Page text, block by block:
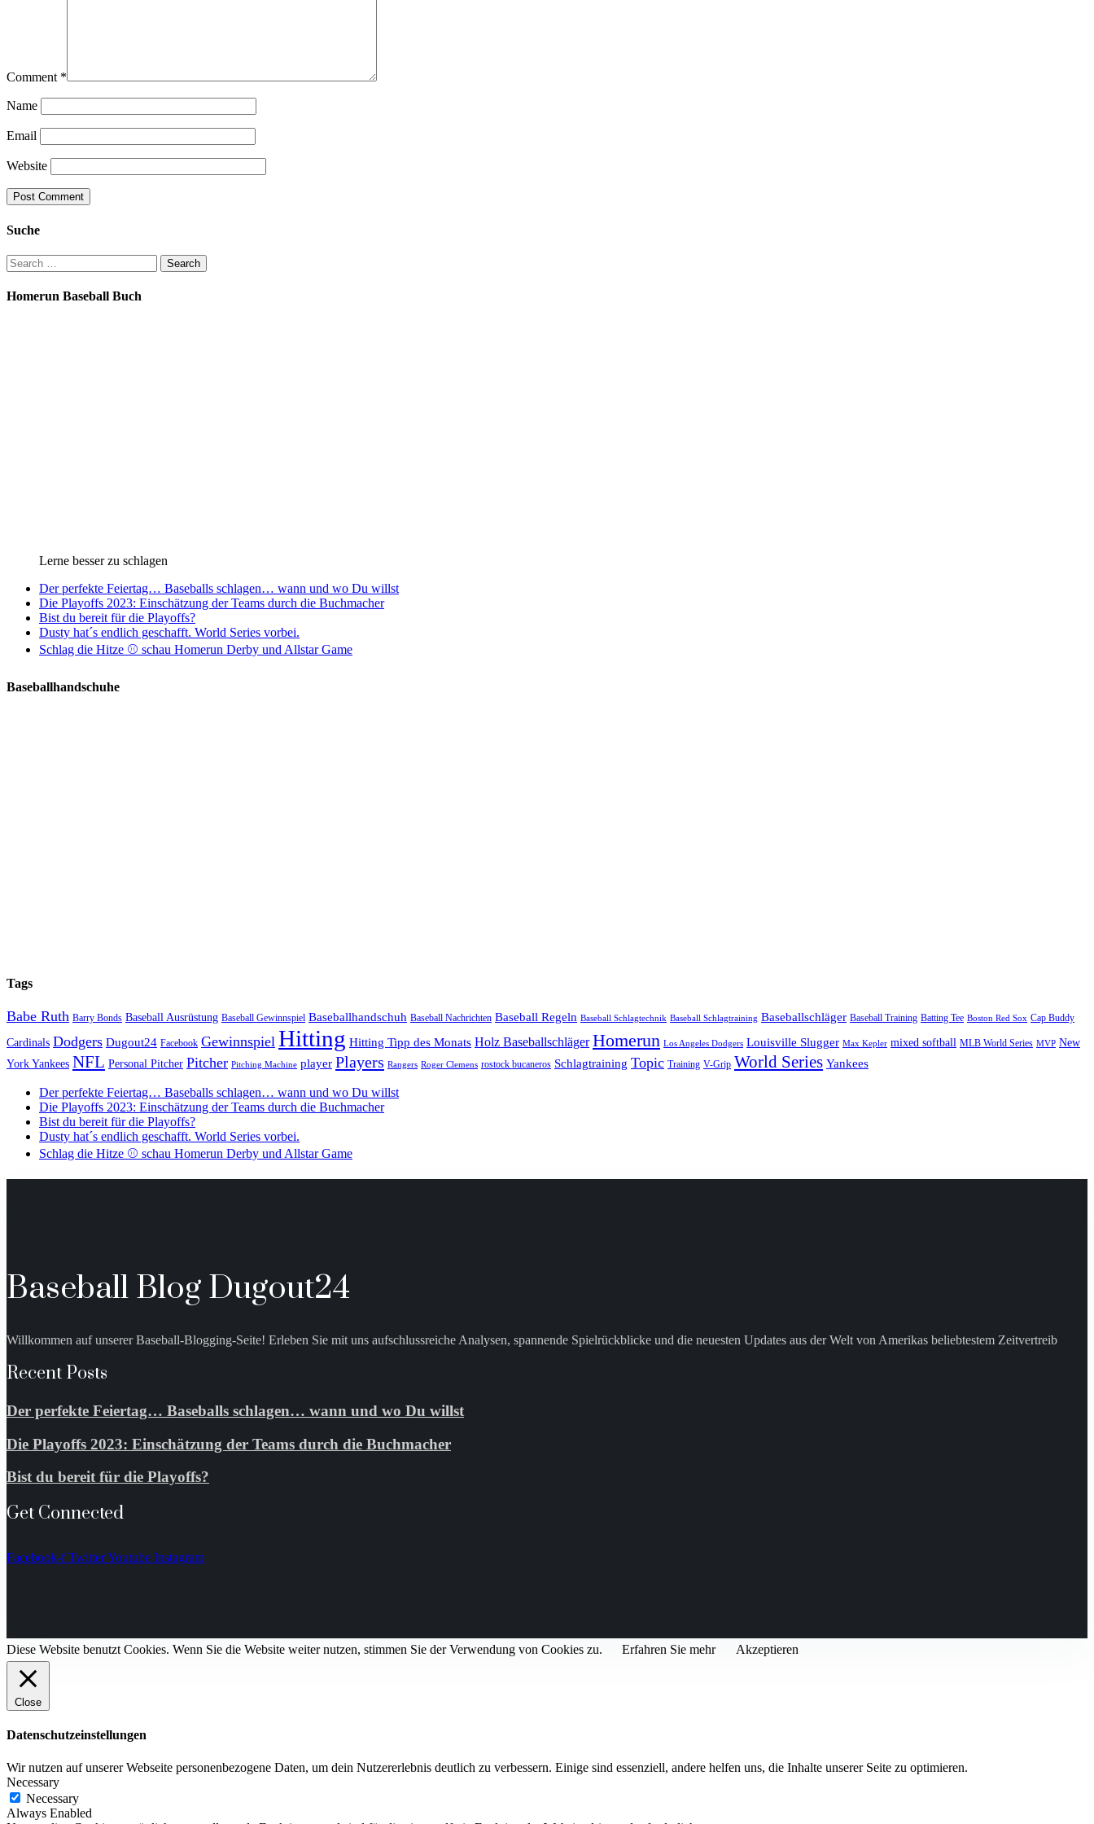
Comment *
Name
Email
Website
Suche
Search
for:
Homerun Baseball Buch
Lerne besser zu schlagen
Der perfekte Feiertag… Baseballs schlagen… wann und wo Du willst
Die Playoffs 2023: Einschätzung der Teams durch die Buchmacher
Bist du bereit für die Playoffs?
Dusty hat´s endlich geschafft. World Series vorbei.
Schlag die Hitze ⚾️ schau Homerun Derby und Allstar Game
Baseballhandschuhe
Tags
Babe Ruth Barry Bonds Baseball Ausrüstung Baseball Gewinnspiel Baseballhandschuh Baseball Nachrichten Baseball Regeln Baseball Schlagtechnik Baseball Schlagtraining Baseballschläger Baseball Training Batting Tee Boston Red Sox Cap Buddy
Cardinals Dodgers Dugout24 Facebook Gewinnspiel Hitting Hitting Tipp des Monats Holz Baseballschläger Homerun Los Angeles Dodgers Louisville Slugger Max Kepler mixed softball MLB World Series MVP New
York Yankees NFL Personal Pitcher Pitcher Pitching Machine player Players Rangers Roger Clemens rostock bucaneros Schlagtraining Topic Training V-Grip World Series Yankees
Der perfekte Feiertag… Baseballs schlagen… wann und wo Du willst
Die Playoffs 2023: Einschätzung der Teams durch die Buchmacher
Bist du bereit für die Playoffs?
Dusty hat´s endlich geschafft. World Series vorbei.
Schlag die Hitze ⚾️ schau Homerun Derby und Allstar Game
Baseball Blog Dugout24
Willkommen auf unserer Baseball-Blogging-Seite! Erleben Sie mit uns aufschlussreiche Analysen, spannende Spielrückblicke und die neuesten Updates aus der Welt von Amerikas beliebtestem Zeitvertreib
Recent Posts
Der perfekte Feiertag… Baseballs schlagen… wann und wo Du willst
Die Playoffs 2023: Einschätzung der Teams durch die Buchmacher
Bist du bereit für die Playoffs?
Get Connected
Facebook-f TwitterYoutube Instagram
Diese Website benutzt Cookies. Wenn Sie die Website weiter nutzen, stimmen Sie der Verwendung von Cookies zu. Erfahren Sie mehr Akzeptieren
Close
Datenschutzeinstellungen
Wir nutzen auf unserer Webseite personenbezogene Daten, um dein Nutzererlebnis deutlich zu verbessern. Einige sind essenziell, andere helfen uns, die Inhalte unserer Seite zu optimieren.
Necessary
Necessary
Always Enabled